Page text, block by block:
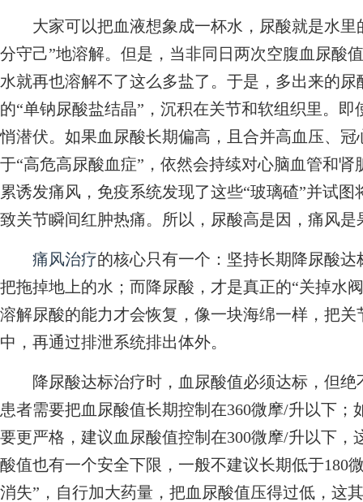
大家可以把血液想象成一杯水，尿酸就是水里
分守己”地溶解。但是，当非同日两次空腹血尿酸
水就再也溶解不了这么多盐了。于是，多出来的
的“单钠尿酸盐结晶”，沉积在关节和软组织里。
悄潜伏。如果血尿酸长期偏高，且合并高血压、
于“高危高尿酸血症”，依然会持续对心脑血管和
累诱发痛风，免疫系统发现了这些“玻璃碴”并试
致关节瞬间红肿热痛。所以，尿酸高是因，痛风是
痛风治疗的核心只有一个：坚持长期降尿酸
把拖掉地上的水；而降尿酸，才是真正的“关掉水
溶解尿酸的能力才会恢复，像一块海绵一样，把
中，再通过排泄系统排出体外。
降尿酸达标治疗时，血尿酸值必须达标，但绝
患者需要把血尿酸值长期控制在360微摩/升以下
要更严格，建议血尿酸值控制在300微摩/升以下
酸值也有一个安全下限，一般不建议长期低于180
消失”，自行加大药量，把血尿酸值压得过低，这